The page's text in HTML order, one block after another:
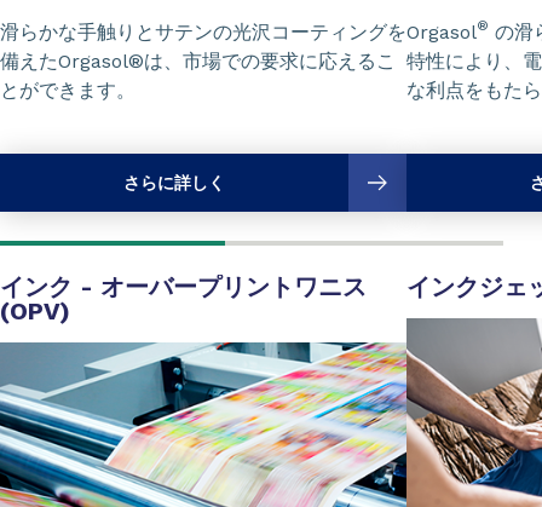
滑らかな手触りとサテンの光沢コーティングを
備えたOrgasol®は、市場での要求に応えるこ
とができます。
さらに詳しく
Orgasol® の滑
特性により、
な利点をもた
インク - オーバープリントワニス
(OPV)
インクジェ